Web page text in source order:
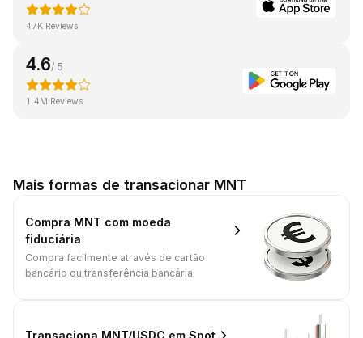
47K Reviews
4.6/ 5
1.4M Reviews
Mais formas de transacionar MNT
Compra MNT com moeda
fiduciária
Compra facilmente através de cartão
bancário ou transferência bancária.